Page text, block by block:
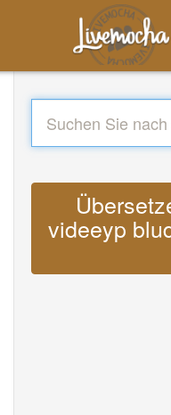
videeyp